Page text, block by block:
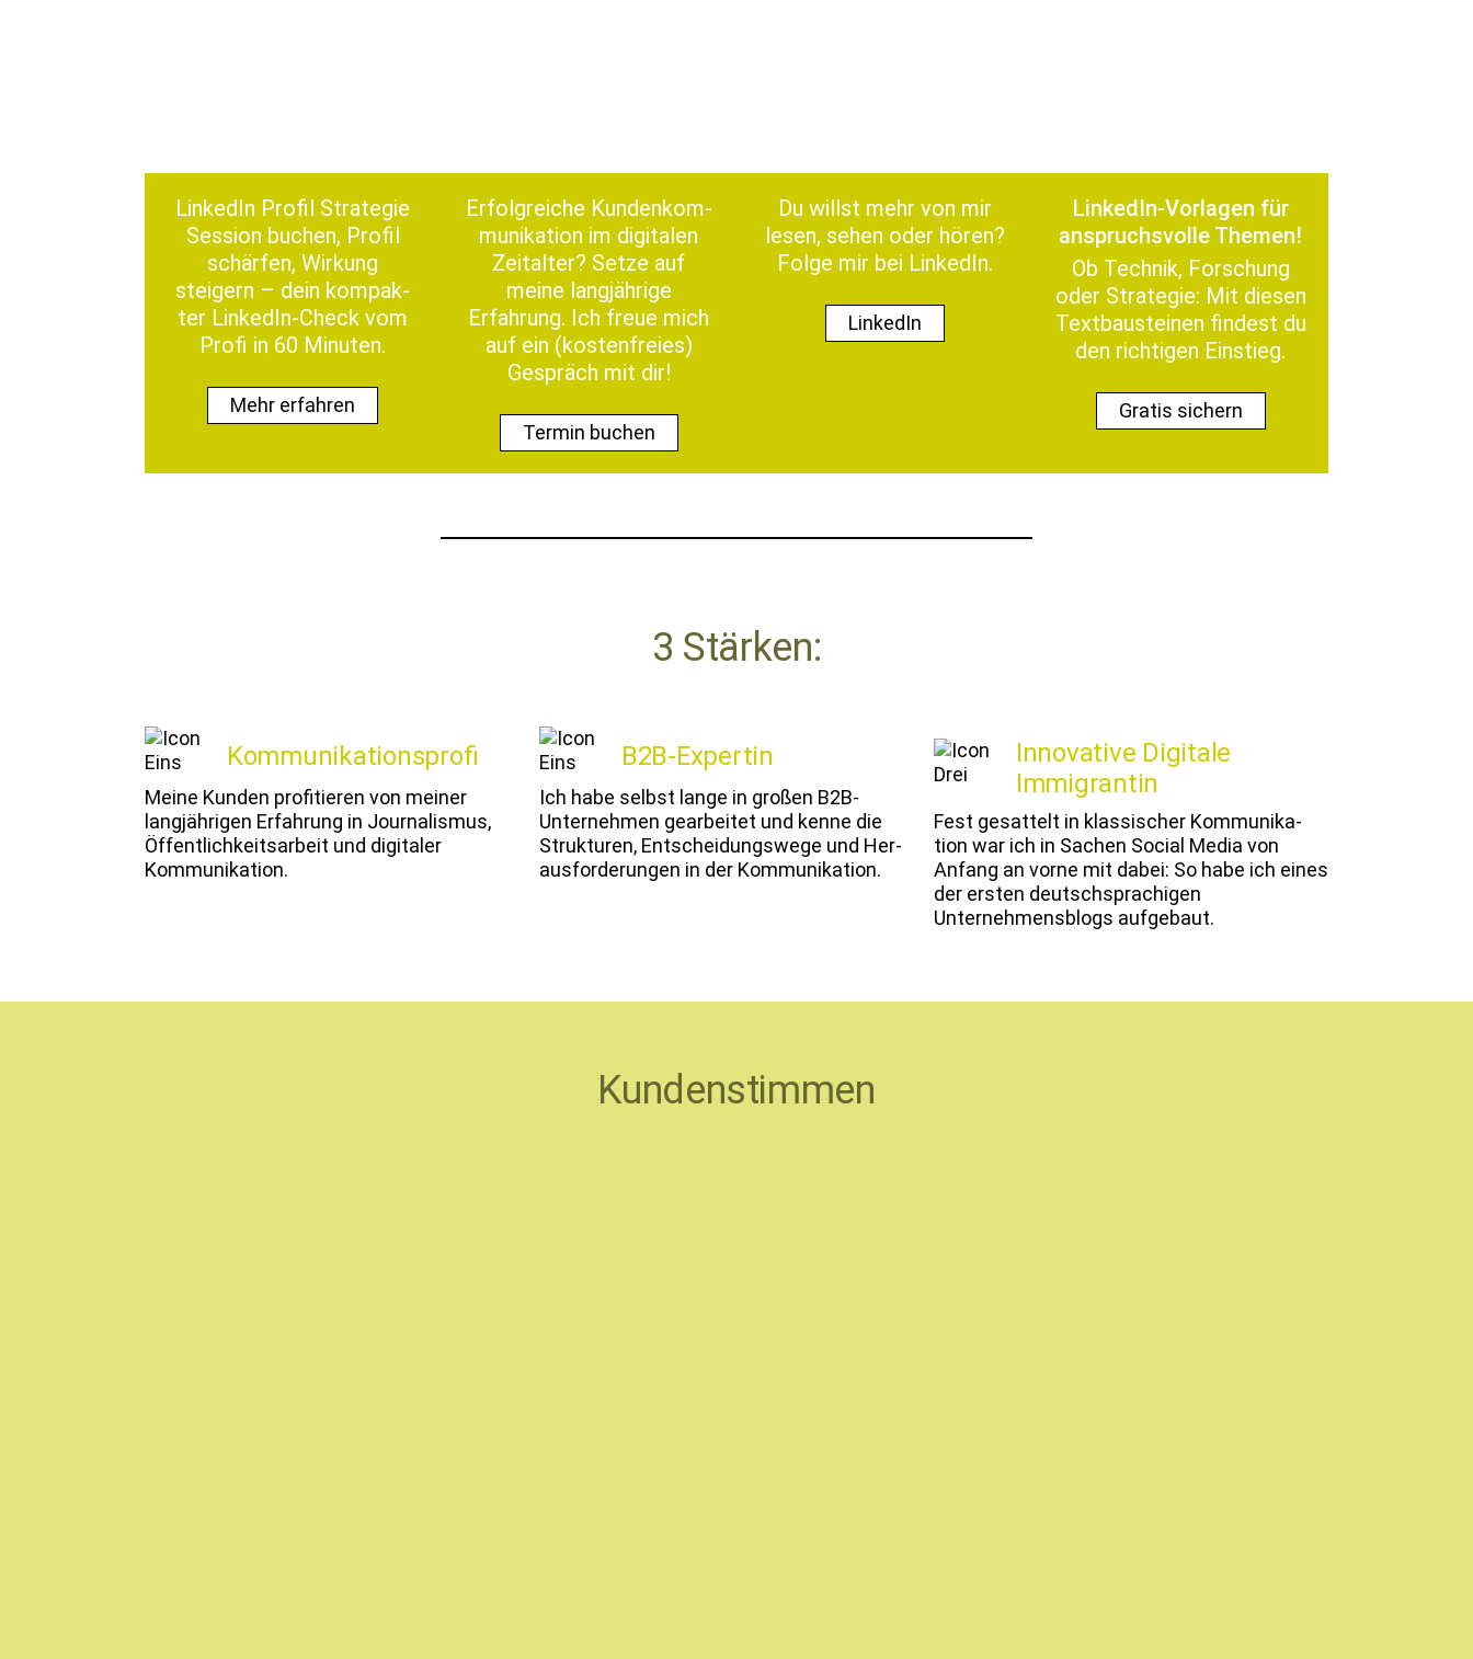
LinkedIn Pro­fil Strate­gie
Ses­sion buchen, Pro­fil
schär­fen, Wirkung
steigern – dein kom­pak­
ter LinkedIn-Check vom
Profi in 60 Minuten.
Mehr erfahren
Erfol­gre­iche Kun­denkom­
mu­nika­tion im dig­i­tal­en
Zeital­ter? Set­ze auf
meine langjährige
Erfahrung. Ich freue mich
auf ein (kosten­freies)
Gespräch mit dir!
Ter­min buchen
Du willst mehr von mir
lesen, sehen oder hören?
Folge mir bei LinkedIn.
LinkedIn
LinkedIn-Vor­la­gen für
anspruchsvolle Themen!
Ob Tech­nik, Forschung
oder Strate­gie: Mit diesen
Textbausteinen find­est du
den richti­gen Einstieg.
Gratis sich­ern
3 Stärken:
Kommunikationsprofi
Meine Kun­den prof­i­tieren von mein­er
langjähri­gen Erfahrung in Jour­nal­is­mus,
Öffentlichkeit­sar­beit und dig­i­taler
Kommunikation.
B2B-Expertin
Ich habe selb­st lange in großen B2B-
Unternehmen gear­beit­et und kenne die
Struk­turen, Entschei­dungswege und Her­
aus­forderun­gen in der Kommunikation.
Innovative Digitale
Immigrantin
Fest gesat­telt in klas­sis­ch­er Kom­mu­nika­
tion war ich in Sachen Social Media von
Anfang an vorne mit dabei: So habe ich eines
der ersten deutschsprachi­gen
Unternehmens­blogs aufgebaut.
Kundenstimmen